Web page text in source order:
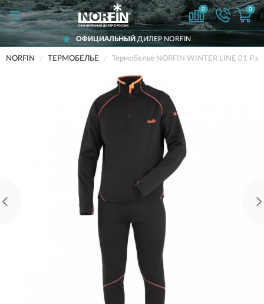
0 0
ОФИЦИАЛЬНЫЙ ДИЛЕР NORFIN
NORFIN ТЕРМОБЕЛЬЕ Термобелье NORFIN WINTER LINE 01 Р.s